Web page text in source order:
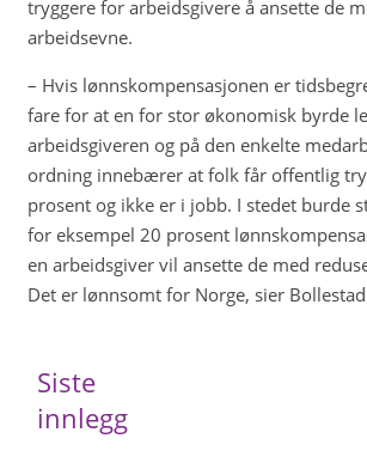
tryggere for arbeidsgivere å ansette de
arbeidsevne.
– Hvis lønnskompensasjonen er
fare for at en for stor økonomisk byrde
arbeidsgiveren og på den enkelte
ordning innebærer at folk får offentlig
prosent og ikke er i jobb. I stedet burde
for eksempel 20 prosent
en arbeidsgiver vil ansette de med
Det er lønnsomt for Norge, sier
Siste
innlegg